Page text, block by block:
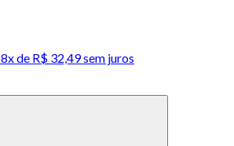
8x de R$ 32,49 sem juros